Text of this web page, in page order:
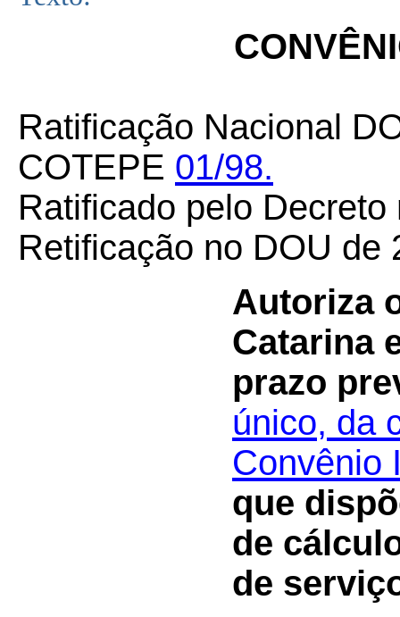
Ratificação Nacional
COTEPE 01/98.
Ratificado pelo Decreto
Retificação no DOU de
Autoriza
Catarina
prazo
único, da
Convênio
que
de
de